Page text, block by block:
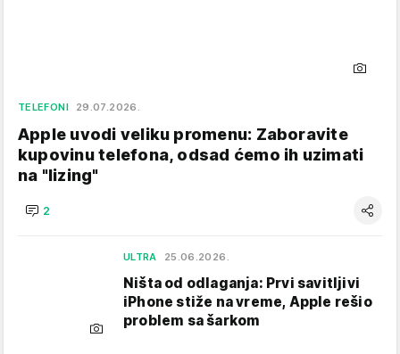
TELEFONI 29.07.2026.
Apple uvodi veliku promenu: Zaboravite
kupovinu telefona, odsad ćemo ih uzimati
na "lizing"
2
ULTRA 25.06.2026.
Ništa od odlaganja: Prvi savitljivi
iPhone stiže na vreme, Apple rešio
problem sa šarkom